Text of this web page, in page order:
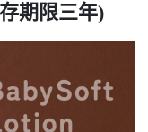
期限三年)